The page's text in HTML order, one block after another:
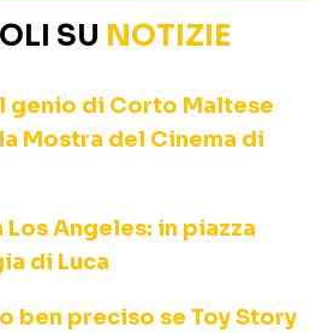
SU NOTIZIE
genio di Corto Maltese
Mostra del Cinema di
Angeles: in piazza
di Luca
ben preciso se Toy Story